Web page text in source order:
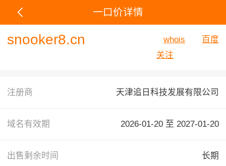
一口价详情
snooker8.cn whois
百度
关注
注册商 天津追日科技发展有限公司
域名有效期 2026-01-20 至 2027-01-20
出售剩余时间 长期